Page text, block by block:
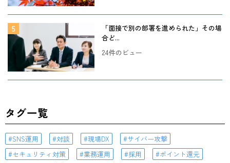
「面接で別の部署を進められた」その場
合ど...
24件のビュー
タグ一覧
SNS運用 対談 現場DX
サイバー攻撃
セキュリティ対策
業務運用 採用
ポイント還元